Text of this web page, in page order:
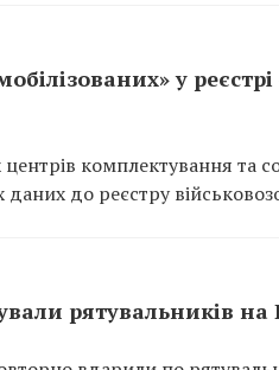
у
комплектування та
до реєстру
рятувальників